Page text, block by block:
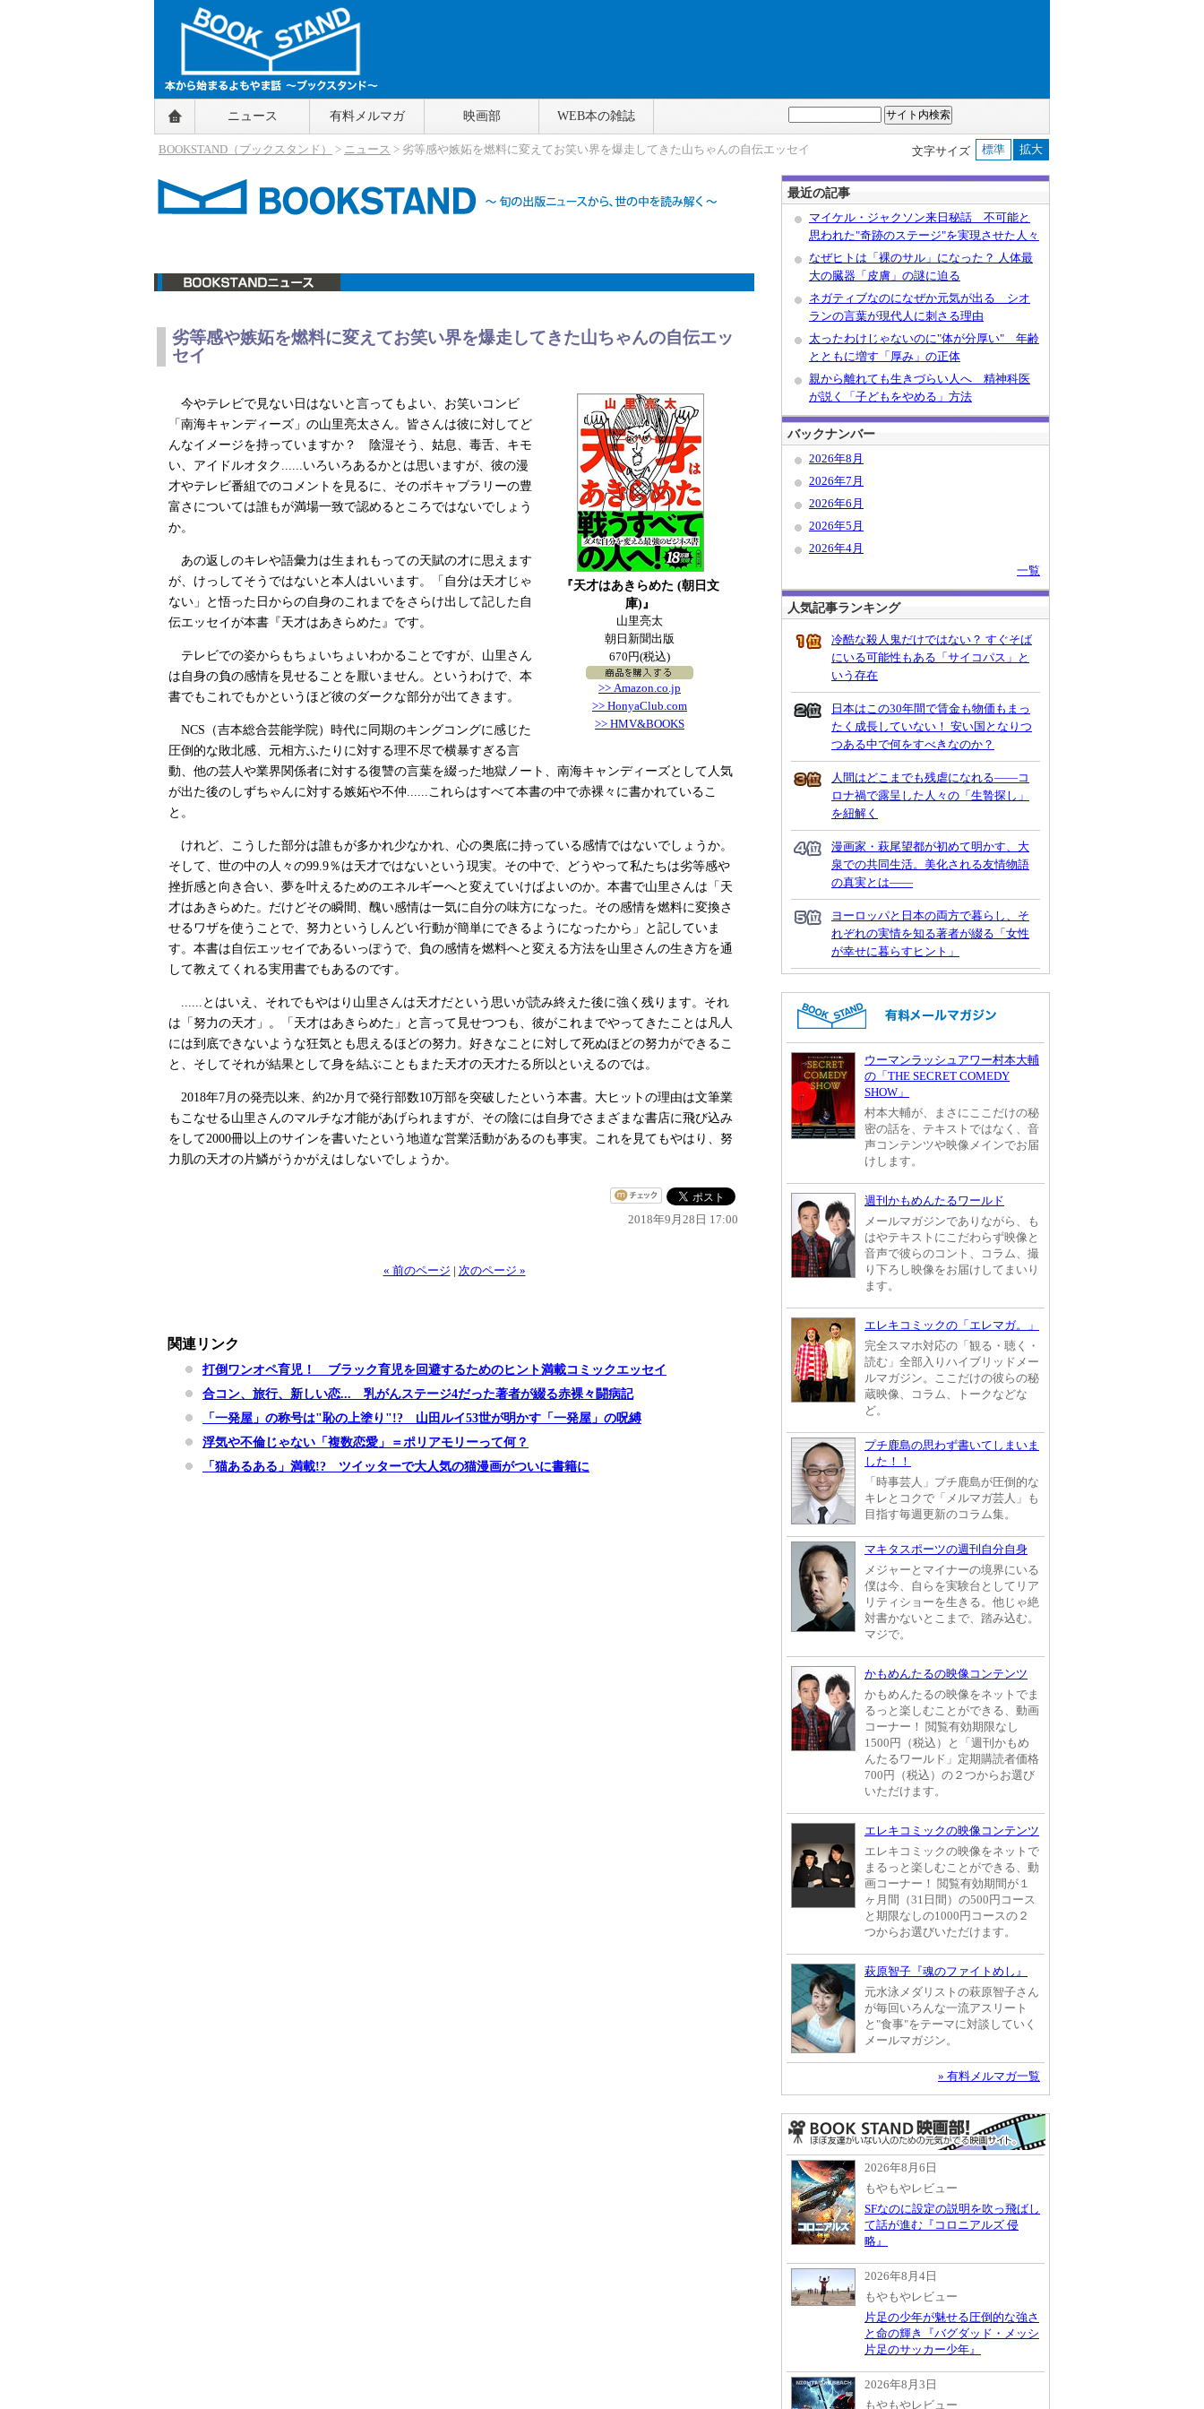
BOOKSTAND（ブックスタンド）
～本から始まるよもやま話～
BOOKSTAND（ブ
ニュース 有料メルマガ 映画部 WEB本の雑誌
文字サイズ 標準 拡大
BOOKSTAND（ブックスタンド） > ニュース > 劣等感や嫉妬を燃料に変えてお笑い界を爆走してきた山ちゃんの自伝エッセイ
劣等感や嫉妬を燃料に変えてお笑い界を爆走してきた山ちゃんの自伝エッ
セイ
『天才はあきらめた (朝日文
庫)』
山里亮太
朝日新聞出版
670円(税込)
>> Amazon.co.jp
>> HonyaClub.com
>> HMV&BOOKS
今やテレビで見ない日はないと言ってもよい、お笑いコンビ
「南海キャンディーズ」の山里亮太さん。皆さんは彼に対してど
んなイメージを持っていますか？ 陰湿そう、姑息、毒舌、キモ
い、アイドルオタク......いろいろあるかとは思いますが、彼の漫
才やテレビ番組でのコメントを見るに、そのボキャブラリーの豊
富さについては誰もが満場一致で認めるところではないでしょう
か。
あの返しのキレや語彙力は生まれもっての天賦の才に思えます
が、けっしてそうではないと本人はいいます。「自分は天才じゃ
ない」と悟った日からの自身のこれまでをさらけ出して記した自
伝エッセイが本書『天才はあきらめた』です。
テレビでの姿からもちょいちょいわかることですが、山里さん
は自身の負の感情を見せることを厭いません。というわけで、本
書でもこれでもかというほど彼のダークな部分が出てきます。
NCS（吉本総合芸能学院）時代に同期のキングコングに感じた
圧倒的な敗北感、元相方ふたりに対する理不尽で横暴すぎる言
動、他の芸人や業界関係者に対する復讐の言葉を綴った地獄ノート、南海キャンディーズとして人気
が出た後のしずちゃんに対する嫉妬や不仲......これらはすべて本書の中で赤裸々に書かれているこ
と。
けれど、こうした部分は誰もが多かれ少なかれ、心の奥底に持っている感情ではないでしょうか。
そして、世の中の人々の99.9％は天才ではないという現実。その中で、どうやって私たちは劣等感や
挫折感と向き合い、夢を叶えるためのエネルギーへと変えていけばよいのか。本書で山里さんは「天
才はあきらめた。だけどその瞬間、醜い感情は一気に自分の味方になった。その感情を燃料に変換さ
せるワザを使うことで、努力というしんどい行動が簡単にできるようになったから」と記していま
す。本書は自伝エッセイであるいっぽうで、負の感情を燃料へと変える方法を山里さんの生き方を通
して教えてくれる実用書でもあるのです。
......とはいえ、それでもやはり山里さんは天才だという思いが読み終えた後に強く残ります。それ
は「努力の天才」。「天才はあきらめた」と言って見せつつも、彼がこれまでやってきたことは凡人
には到底できないような狂気とも思えるほどの努力。好きなことに対して死ぬほどの努力ができるこ
と、そしてそれが結果として身を結ぶこともまた天才の天才たる所以といえるのでは。
2018年7月の発売以来、約2か月で発行部数10万部を突破したという本書。大ヒットの理由は文筆業
もこなせる山里さんのマルチな才能があげられますが、その陰には自身でさまざまな書店に飛び込み
をして2000冊以上のサインを書いたという地道な営業活動があるのも事実。これを見てもやはり、努
力肌の天才の片鱗がうかがえはしないでしょうか。
2018年9月28日 17:00
« 前のページ | 次のページ »
関連リンク
打倒ワンオペ育児！ ブラック育児を回避するためのヒント満載コミックエッセイ
合コン、旅行、新しい恋... 乳がんステージ4だった著者が綴る赤裸々闘病記
「一発屋」の称号は"恥の上塗り"!? 山田ルイ53世が明かす「一発屋」の呪縛
浮気や不倫じゃない「複数恋愛」＝ポリアモリーって何？
「猫あるある」満載!? ツイッターで大人気の猫漫画がついに書籍に
最近の記事
マイケル・ジャクソン来日秘話 不可能と
思われた"奇跡のステージ"を実現させた人々
なぜヒトは「裸のサル」になった？ 人体最
大の臓器「皮膚」の謎に迫る
ネガティブなのになぜか元気が出る シオ
ランの言葉が現代人に刺さる理由
太ったわけじゃないのに"体が分厚い" 年齢
とともに増す「厚み」の正体
親から離れても生きづらい人へ 精神科医
が説く「子どもをやめる」方法
バックナンバー
2026年8月
2026年7月
2026年6月
2026年5月
2026年4月
一覧
人気記事ランキング
冷酷な殺人鬼だけではない？ すぐそば
にいる可能性もある「サイコパス」と
いう存在
日本はこの30年間で賃金も物価もまっ
たく成長していない！ 安い国となりつ
つある中で何をすべきなのか？
人間はどこまでも残虐になれる――コ
ロナ禍で露呈した人々の「生贄探し」
を紐解く
漫画家・萩尾望都が初めて明かす、大
泉での共同生活。美化される友情物語
の真実とは――
ヨーロッパと日本の両方で暮らし、そ
れぞれの実情を知る著者が綴る「女性
が幸せに暮らすヒント」
ウーマンラッシュアワー村本大輔
の「THE SECRET COMEDY
SHOW」
村本大輔が、まさにここだけの秘
密の話を、テキストではなく、音
声コンテンツや映像メインでお届
けします。
週刊かもめんたるワールド
メールマガジンでありながら、も
はやテキストにこだわらず映像と
音声で彼らのコント、コラム、撮
り下ろし映像をお届けしてまいり
ます。
エレキコミックの「エレマガ。」
完全スマホ対応の「観る・聴く・
読む」全部入りハイブリッドメー
ルマガジン。ここだけの彼らの秘
蔵映像、コラム、トークなどな
ど。
プチ鹿島の思わず書いてしまいま
した！！
「時事芸人」プチ鹿島が圧倒的な
キレとコクで「メルマガ芸人」も
目指す毎週更新のコラム集。
マキタスポーツの週刊自分自身
メジャーとマイナーの境界にいる
僕は今、自らを実験台としてリア
リティショーを生きる。他じゃ絶
対書かないとこまで、踏み込む。
マジで。
かもめんたるの映像コンテンツ
かもめんたるの映像をネットでま
るっと楽しむことができる、動画
コーナー！ 閲覧有効期限なし
1500円（税込）と「週刊かもめ
んたるワールド」定期購読者価格
700円（税込）の２つからお選び
いただけます。
エレキコミックの映像コンテンツ
エレキコミックの映像をネットで
まるっと楽しむことができる、動
画コーナー！ 閲覧有効期間が１
ヶ月間（31日間）の500円コース
と期限なしの1000円コースの２
つからお選びいただけます。
萩原智子『魂のファイトめし』
元水泳メダリストの萩原智子さん
が毎回いろんな一流アスリート
と"食事"をテーマに対談していく
メールマガジン。
» 有料メルマガ一覧
2026年8月6日
もやもやレビュー
SFなのに設定の説明を吹っ飛ばし
て話が進む『コロニアルズ 侵
略』
2026年8月4日
もやもやレビュー
片足の少年が魅せる圧倒的な強さ
と命の輝き『バグダッド・メッシ
片足のサッカー少年』
2026年8月3日
もやもやレビュー